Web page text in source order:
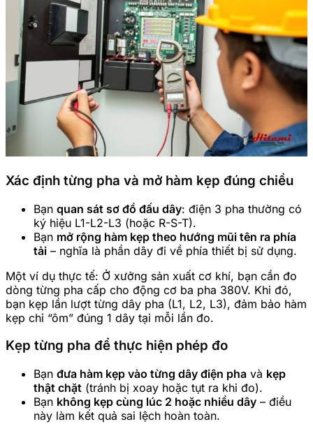
Xác định từng pha và mở hàm kẹp đúng chiều
Bạn quan sát sơ đồ đấu dây: điện 3 pha thường có
ký hiệu L1-L2-L3 (hoặc R-S-T).
Bạn mở rộng hàm kẹp theo hướng mũi tên ra phía
tải – nghĩa là phần dây đi về phía thiết bị sử dụng.
Một ví dụ thực tế: Ở xưởng sản xuất cơ khí, bạn cần đo
dòng từng pha cấp cho động cơ ba pha 380V. Khi đó,
bạn kẹp lần lượt từng dây pha (L1, L2, L3), đảm bảo hàm
kẹp chỉ “ôm” đúng 1 dây tại mỗi lần đo.
Kẹp từng pha để thực hiện phép đo
Bạn đưa hàm kẹp vào từng dây điện pha và kẹp
thật chặt (tránh bị xoay hoặc tụt ra khi đo).
Bạn không kẹp cùng lúc 2 hoặc nhiều dây – điều
này làm kết quả sai lệch hoàn toàn.